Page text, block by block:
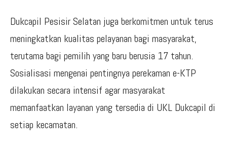
Dukcapil Pesisir Selatan juga berkomitmen untuk terus
meningkatkan kualitas pelayanan bagi masyarakat,
terutama bagi pemilih yang baru berusia 17 tahun.
Sosialisasi mengenai pentingnya perekaman e-KTP
dilakukan secara intensif agar masyarakat
memanfaatkan layanan yang tersedia di UKL Dukcapil di
setiap kecamatan.